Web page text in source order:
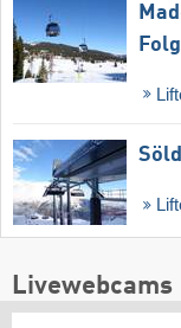
Livewebcams